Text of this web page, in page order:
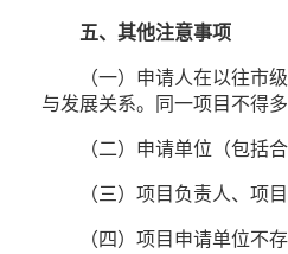
五、其他注意事项
（一）申请人在以往市级
与发展关系。同一项目不得
（二）申请单位（包括合
（三）项目负责人、项目
（四）项目申请单位不存